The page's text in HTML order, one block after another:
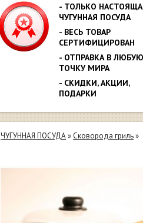
- ТОЛЬКО
ЧУГУННАЯ ПОСУДА
- ВЕСЬ ТОВАР
СЕРТИФИЦИРОВАН
- ОТПРАВКА В ЛЮБУЮ
ТОЧКУ МИРА
- СКИДКИ, АКЦИИ,
ПОДАРКИ
ЧУГУННАЯ ПОСУДА» Сковорода гриль»